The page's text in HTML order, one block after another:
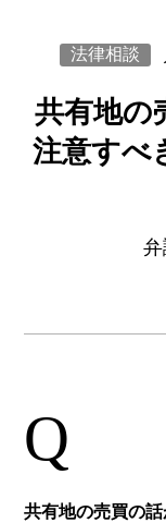
法律相談
共有地の
注意すべ
Q
共有地の売買の